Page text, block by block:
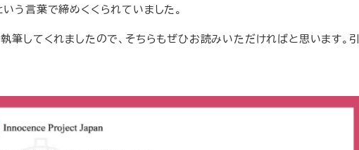
う言葉で締めくくられていました。
筆してくれましたので、そちらもぜひお読みいただければと思います。引